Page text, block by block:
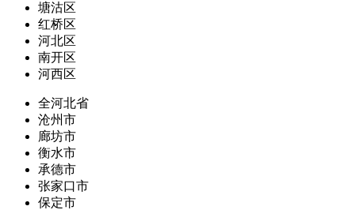
塘沽区
红桥区
河北区
南开区
河西区
全河北省
沧州市
廊坊市
衡水市
承德市
张家口市
保定市